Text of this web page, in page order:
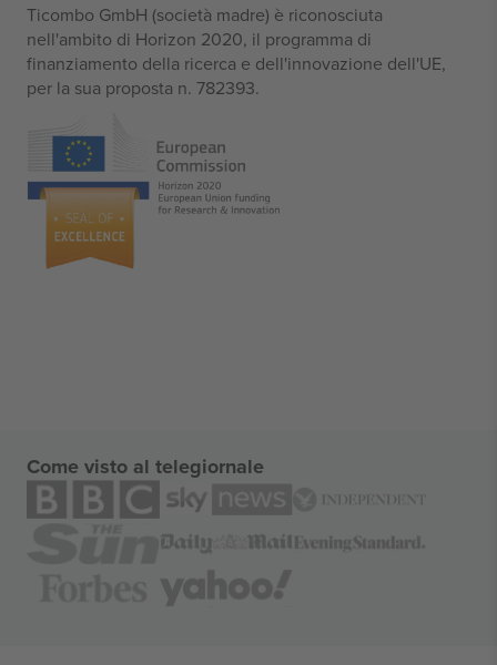
Ticombo GmbH (società madre) è riconosciuta
nell'ambito di Horizon 2020, il programma di
finanziamento della ricerca e dell'innovazione dell'UE,
per la sua proposta n. 782393.
Come visto al telegiornale